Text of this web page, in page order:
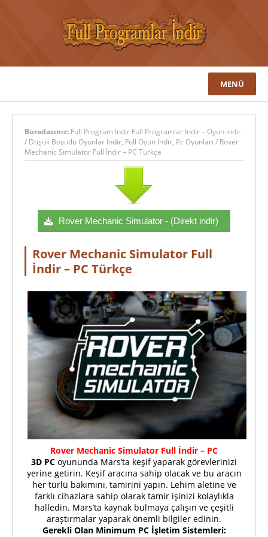
MENÜ
Buradasınız: Full Program İndir Full Programlar İndir – Oyun indir
/ Düşük Boyutlu Oyunlar İndir, Full Oyun İndir, Pc Oyunları / Rover
Mechanic Simulator Full İndir – PC Türkçe
Rover Mechanic Simulator - (Direkt indir)
Rover Mechanic Simulator Full
İndir – PC Türkçe
Rover Mechanic Simulator Full İndir – PC
3D PC oyununda Mars’ta keşif yaparak görevlerinizi
yerine getirin. Keşif aracına sahip olacak ve bu aracın
her türlü bakımını, tamirini yapın. Lehim aletine ve
farklı cihazlara sahip olarak tamir işinizi kolaylıkla
halledin. Mars’ta kaynak bulmaya çalışın ve çeşitli
araştırmalar yaparak önemli bilgiler edinin.
Gerekli Olan Minimum PC İşletim Sistemleri: